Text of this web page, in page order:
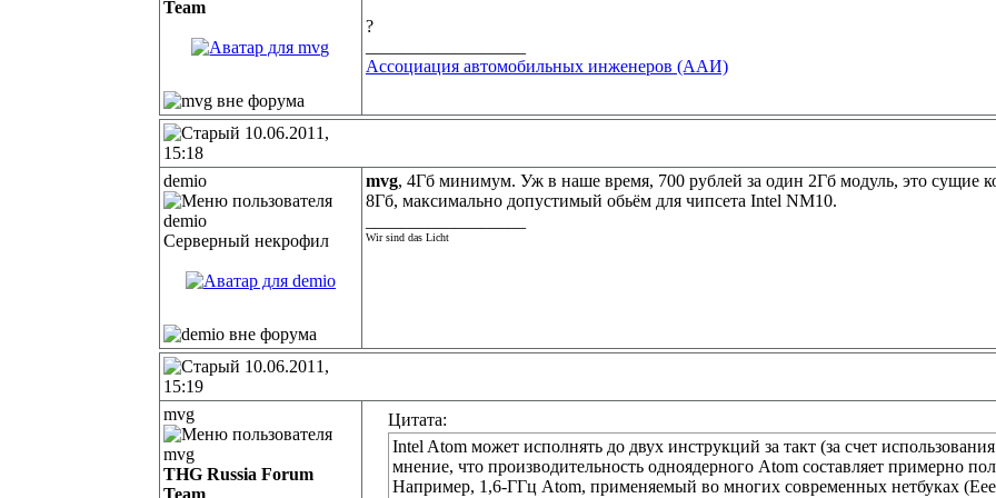
Team
?
Ассоциация автомобильных инженеров (ААИ)
10.06.2011,
15:18
demio
Серверный некрофил
mvg, 4Гб минимум. Уж в наше время, 700 рублей за один 2Гб модуль, это сущие
8Гб, максимально допустимый обьём для чипсета Intel NM10.
Wir sind das Licht
10.06.2011,
15:19
mvg
THG Russia Forum
Team
Цитата:
Intel Atom может исполнять до двух инструкций за такт (за счет
мнение, что производительность одноядерного Atom составляет примерно
Например, 1,6-ГГц Atom, применяемый во многих современных нетбуках (Eee